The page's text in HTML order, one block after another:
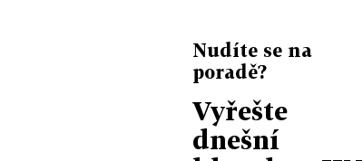
Nudíte se na
poradě?
Vyřešte
dnešní